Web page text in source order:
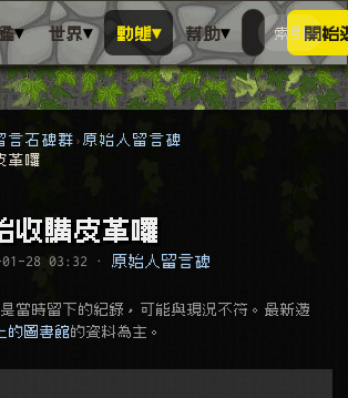
▾ 世界▾ 動態▾ 幫助▾
搜尋萬物
搜人物、
索引開始
言石碑群
原始人留言碑
革囉
收購皮革囉
01-28 03:32 · 原始人留言碑
當時留下的紀錄，可能與現況不符。最新遊
的圖書館的資料為主。